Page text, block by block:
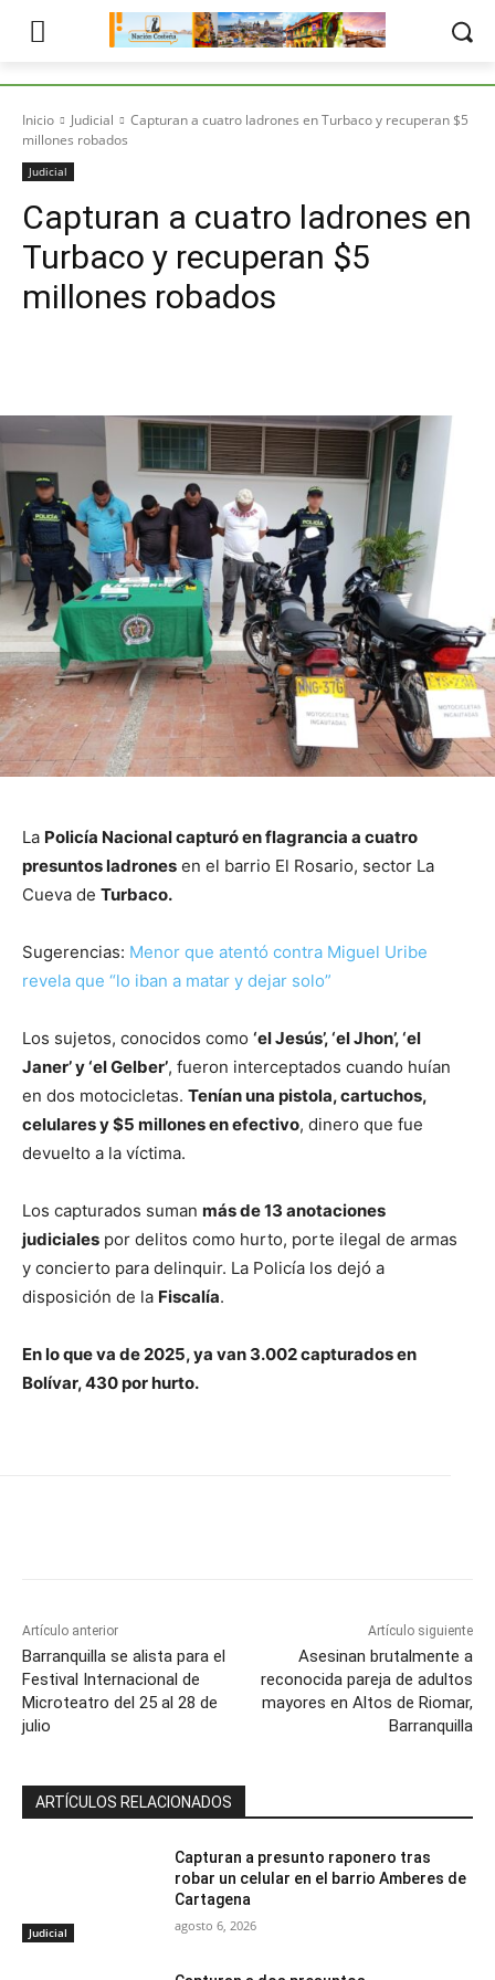
Inicio Judicial
Capturan a cuatro ladrones en Turbaco y recuperan $5
millones robados
Judicial
Capturan a cuatro ladrones en
Turbaco y recuperan $5
millones robados
La Policía Nacional capturó en flagrancia a cuatro
presuntos ladrones en el barrio El Rosario, sector La
Cueva de Turbaco.
Sugerencias: Menor que atentó contra Miguel Uribe
revela que “lo iban a matar y dejar solo”
Los sujetos, conocidos como ‘el Jesús’, ‘el Jhon’, ‘el
Janer’ y ‘el Gelber’, fueron interceptados cuando huían
en dos motocicletas. Tenían una pistola, cartuchos,
celulares y $5 millones en efectivo, dinero que fue
devuelto a la víctima.
Los capturados suman más de 13 anotaciones
judiciales por delitos como hurto, porte ilegal de armas
y concierto para delinquir. La Policía los dejó a
disposición de la Fiscalía.
En lo que va de 2025, ya van 3.002 capturados en
Bolívar, 430 por hurto.
Artículo anterior
Barranquilla se alista para el
Festival Internacional de
Microteatro del 25 al 28 de
julio
Artículo siguiente
Asesinan brutalmente a
reconocida pareja de adultos
mayores en Altos de Riomar,
Barranquilla
ARTÍCULOS RELACIONADOS
Judicial
Capturan a presunto raponero tras
robar un celular en el barrio Amberes de
Cartagena
agosto 6, 2026